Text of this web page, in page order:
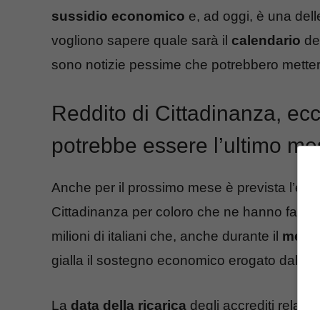
sussidio economico e, ad oggi, è una
vogliono sapere quale sarà il calendario
sono notizie pessime che potrebbero
Reddito di Cittadinanza,
potrebbe essere l’ultimo
Anche per il prossimo mese è prevista
Cittadinanza per coloro che ne hanno fatto
milioni di italiani che, anche durante il
gialla il sostegno economico erogato dallo
La data della ricarica degli accrediti